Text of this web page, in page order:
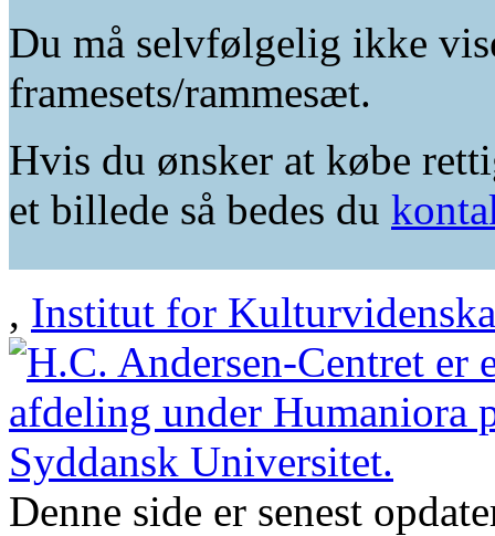
Du må selvfølgelig ikke
framesets/rammesæt.
Hvis du ønsker at købe
et billede så bedes du
, Institut for
Denne side er senest